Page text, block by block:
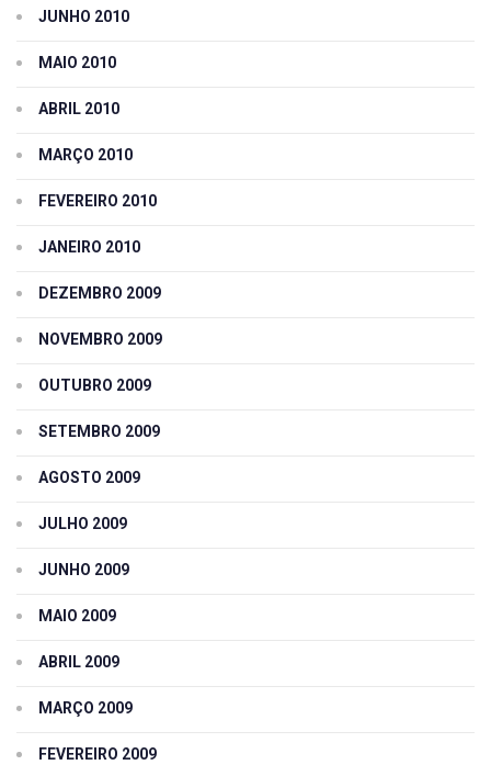
JUNHO 2010
MAIO 2010
ABRIL 2010
MARÇO 2010
FEVEREIRO 2010
JANEIRO 2010
DEZEMBRO 2009
NOVEMBRO 2009
OUTUBRO 2009
SETEMBRO 2009
AGOSTO 2009
JULHO 2009
JUNHO 2009
MAIO 2009
ABRIL 2009
MARÇO 2009
FEVEREIRO 2009